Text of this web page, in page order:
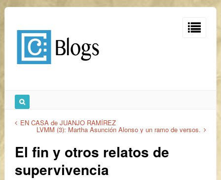
EN CASA de JUANJO RAMÍREZ
LVMM (3): Martha Asunción Alonso y un ramo de versos.
El fin y otros relatos de
supervivencia